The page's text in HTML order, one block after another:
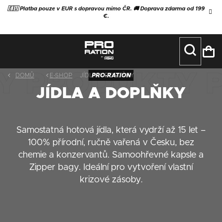
Přejít
🇪🇺 Platba pouze v EUR s dopravou mimo ČR. 🚚 Doprava zdarma od 199
€.
DOMŮ E-SHOP JÍDLA A DOPLŇKY
JÍDLA A DOPLŇKY
Samostatná hotová jídla, která vydrží až 15 let –
100% přírodní, ručně vařená v Česku, bez
chemie a konzervantů. Samoohřevné kapsle a
Zipper bagy. Ideální pro vytvoření vlastní
krizové zásoby.